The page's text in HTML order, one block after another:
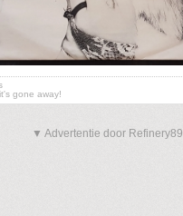
gone away!
▼ Advertentie door Refinery89